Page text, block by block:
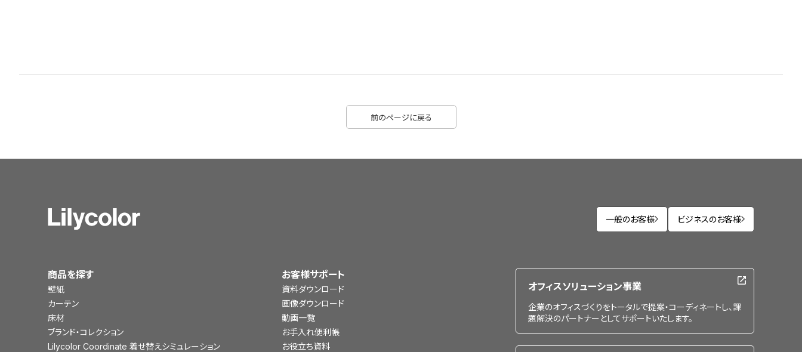
前のページに戻る
一般のお客様 ビジネスのお客様
商品を探す
壁紙
カーテン
床材
ブランド・コレクション
Lilycolor Coordinate 着せ替えシミュレーション
お客様サポート
資料ダウンロード
画像ダウンロード
動画一覧
お手入れ便利帳
お役立ち資料
オフィスソリューション事業
企業のオフィスづくりをトータルで提案・コーディネートし、課
題解決のパートナーとしてサポートいたします。